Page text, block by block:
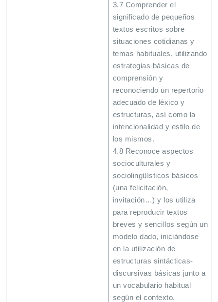
3.7 Comprender el
significado de pequeños
textos escritos sobre
situaciones cotidianas y
temas habituales, utilizando
estrategias básicas de
comprensión y
reconociendo un repertorio
adecuado de léxico y
estructuras, así como la
intencionalidad y estilo de
los mismos.
4.8 Reconoce aspectos
socioculturales y
sociolingüísticos básicos
(una felicitación,
invitación…) y los utiliza
para reproducir textos
breves y sencillos según un
modelo dado, iniciándose
en la utilización de
estructuras sintácticas-
discursivas básicas junto a
un vocabulario habitual
según el contexto.